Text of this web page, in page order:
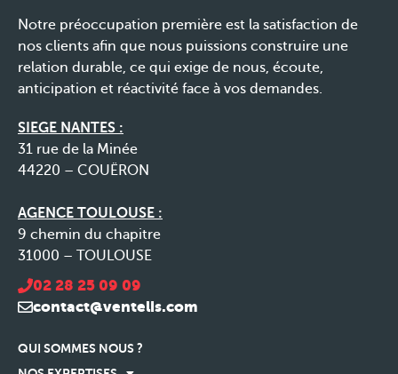
Notre préoccupation première est la satisfaction de
nos clients afin que nous puissions construire une
relation durable, ce qui exige de nous, écoute,
anticipation et réactivité face à vos demandes.
SIEGE NANTES :
31 rue de la Minée
44220 – COUËRON
AGENCE TOULOUSE :
9 chemin du chapitre
31000 – TOULOUSE
02 28 25 09 09
contact@ventelis.com
QUI SOMMES NOUS ?